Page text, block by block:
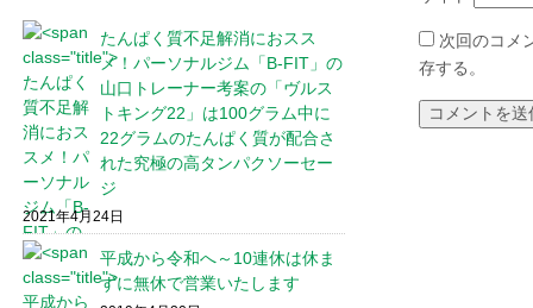
次回のコメ
存する。
たんぱく質不足解消におスス
メ！パーソナルジム「B-FIT」の
山口トレーナー考案の「ヴルス
トキング22」は100グラム中に
22グラムのたんぱく質が配合さ
れた究極の高タンパクソーセー
ジ
2021年4月24日
平成から令和へ～10連休は休ま
ずに無休で営業いたします